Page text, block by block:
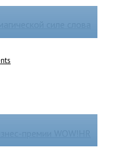
силе слова
премии WOW!HR